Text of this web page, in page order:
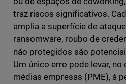
traz riscos significativos.
amplia a superfície de
ransomware, roubo de
não protegidos são
Um único erro pode levar,
médias empresas (PME), à